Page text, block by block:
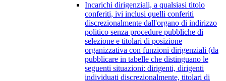
Incarichi dirigenziali, a qualsiasi titolo
conferiti, ivi inclusi quelli conferiti
discrezionalmente dall'organo di indirizzo
politico senza procedure pubbliche di
selezione e titolari di posizione
organizzativa con funzioni dirigenziali (da
pubblicare in tabelle che distinguano le
seguenti situazioni: dirigenti, dirigenti
individuati discrezionalmente, titolari di